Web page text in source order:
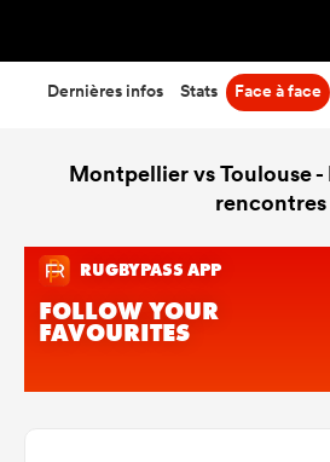
Dernières infos Stats Face à face
Montpellier vs Toulouse
rencontres